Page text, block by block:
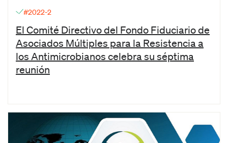
#2022-2
El Comité Directivo del Fondo Fiduciario de
Asociados Múltiples para la Resistencia a
los Antimicrobianos celebra su séptima
reunión